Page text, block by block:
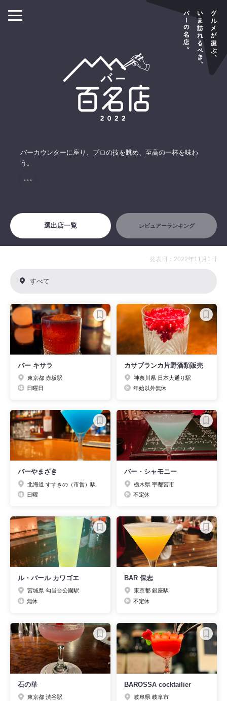
バーカウンターに座り、プロの技を眺め、至高の一杯を味わ
う。
・・・
選出店一覧 レビュアーランキング
発表日：2022年11月1日
すべて
バー キサラ
東京都 赤坂駅
日曜日
カサブランカ片野酒類販売
神奈川県 日本大通り駅
年始以外無休
バーやまざき
北海道 すすきの（市営）駅
日曜
バー・シャモニー
栃木県 宇都宮市
不定休
ル・バール カワゴエ
宮城県 勾当台公園駅
無休
BAR 保志
東京都 銀座駅
不定休
石の華
東京都 渋谷駅
BAROSSA cocktailier
岐阜県 岐阜市